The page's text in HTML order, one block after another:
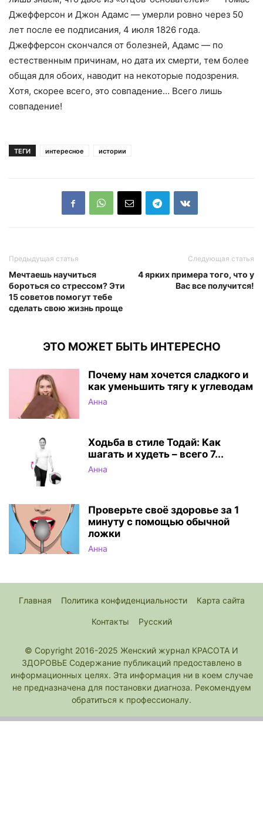
Джефферсон и Джон Адамс — умерли ровно через 50
лет после ее подписания, 4 июля 1826 года.
Джефферсон скончался от болезней, Адамс — по
естественным причинам, но дата их смерти, тем более
общая для обоих, наводит на некоторые подозрения.
Хотя, скорее всего, это совпадение… Всего лишь
совпадение!
ТЕГИ интересное истории
Предыдущая статья
Мечтаешь научиться
бороться со стрессом? Эти
15 советов помогут тебе
сделать свою жизнь проще
Следующая статья
4 ярких примера того, что у
Вас все получится!
ЭТО МОЖЕТ БЫТЬ ИНТЕРЕСНО
Почему нам хочется сладкого и
как уменьшить тягу к углеводам
Анна
Ходьба в стиле Тодай: Как
шагать и худеть – всего 7...
Анна
Проверьте своё здоровье за 1
минуту с помощью обычной
ложки
Анна
Главная Политика конфиденциальности Карта сайта
Контакты Русский
© Copyright 2016-2025 Женский журнал КРАСОТА И
ЗДОРОВЬЕ Содержание публикаций предоставлено в
информационных целях. Эта информация ни в коем случае
не предназначена для постановки диагноза. Рекомендуем
обратиться к профессионалу.